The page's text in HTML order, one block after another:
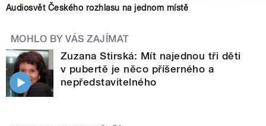
Audiosvět Českého rozhlasu na jednom místě
MOHLO BY VÁS ZAJÍMAT
Zuzana Stirská: Mít najednou tři děti
v pubertě je něco příšerného a
nepředstavitelného